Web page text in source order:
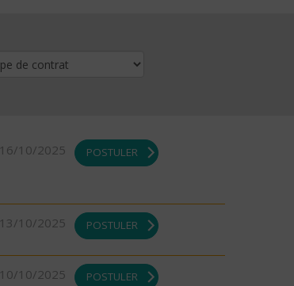
16/10/2025 POSTULER
13/10/2025 POSTULER
10/10/2025 POSTULER